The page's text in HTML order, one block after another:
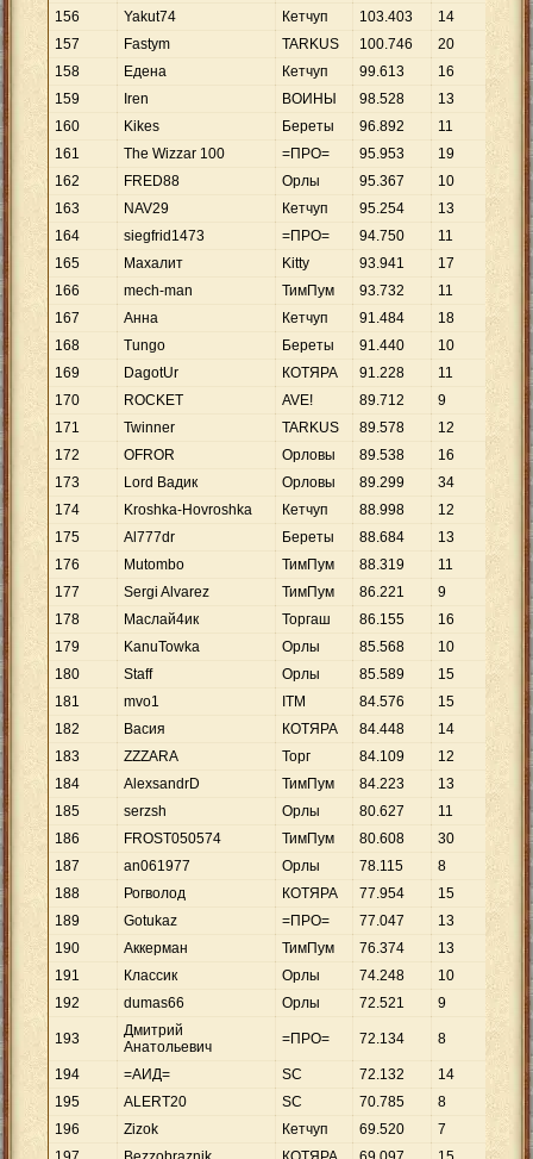
156
Yakut74 Кетчуп 103.403 14
157
Fastym TARKUS 100.746 20
158
Едена Кетчуп 99.613 16
159
Iren ВОИНЫ 98.528 13
160
Kikes Береты 96.892 11
161
The Wizzar 100 =ПРО= 95.953 19
162
FRED88 Орлы 95.367 10
163
NAV29 Кетчуп 95.254 13
164
siegfrid1473 =ПРО= 94.750 11
165
Махалит Kitty 93.941 17
166
mech-man ТимПум 93.732 11
167
Анна Кетчуп 91.484 18
168
Tungo Береты 91.440 10
169
DagotUr КОТЯРА 91.228 11
170
ROCKET AVE! 89.712 9
171
Twinner TARKUS 89.578 12
172
OFROR Орловы 89.538 16
173
Lord Вадик Орловы 89.299 34
174
Kroshka-Hovroshka Кетчуп 88.998 12
175
Al777dr Береты 88.684 13
176
Mutombo ТимПум 88.319 11
177
Sergi Alvarez ТимПум 86.221 9
178
Маслай4ик Торгаш 86.155 16
179
KanuTowka Орлы 85.568 10
180
Staff Орлы 85.589 15
181
mvo1 ITM 84.576 15
182
Васия КОТЯРА 84.448 14
183
ZZZARA Торг 84.109 12
184
AlexsandrD ТимПум 84.223 13
185
serzsh Орлы 80.627 11
186
FROST050574 ТимПум 80.608 30
187
an061977 Орлы 78.115 8
188
Рогволод КОТЯРА 77.954 15
189
Gotukaz =ПРО= 77.047 13
190
Аккерман ТимПум 76.374 13
191
Классик Орлы 74.248 10
192
dumas66 Орлы 72.521 9
193
Дмитрий
Анатольевич
=ПРО= 72.134 8
194 =АИД= SC 72.132 14
195
ALERT20 SC 70.785 8
196
Zizok Кетчуп 69.520 7